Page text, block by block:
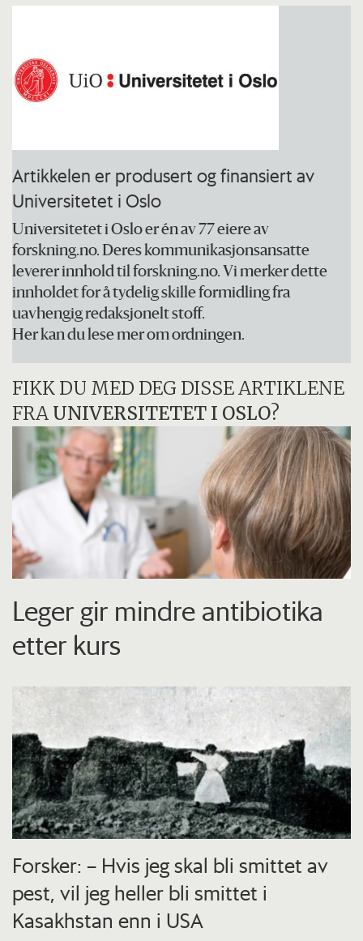
Artikkelen er produsert og finansiert av
Universitetet i Oslo
Universitetet i Oslo er én av 77 eiere av
forskning.no. Deres kommunikasjonsansatte
leverer innhold til forskning.no. Vi merker dette
innholdet for å tydelig skille formidling fra
uavhengig redaksjonelt stoff.
Her kan du lese mer om ordningen.
FIKK DU MED DEG DISSE ARTIKLENE
FRA UNIVERSITETET I OSLO?
Leger gir mindre antibiotika
etter kurs
Forsker: – Hvis jeg skal bli smittet av
pest, vil jeg heller bli smittet i
Kasakhstan enn i USA